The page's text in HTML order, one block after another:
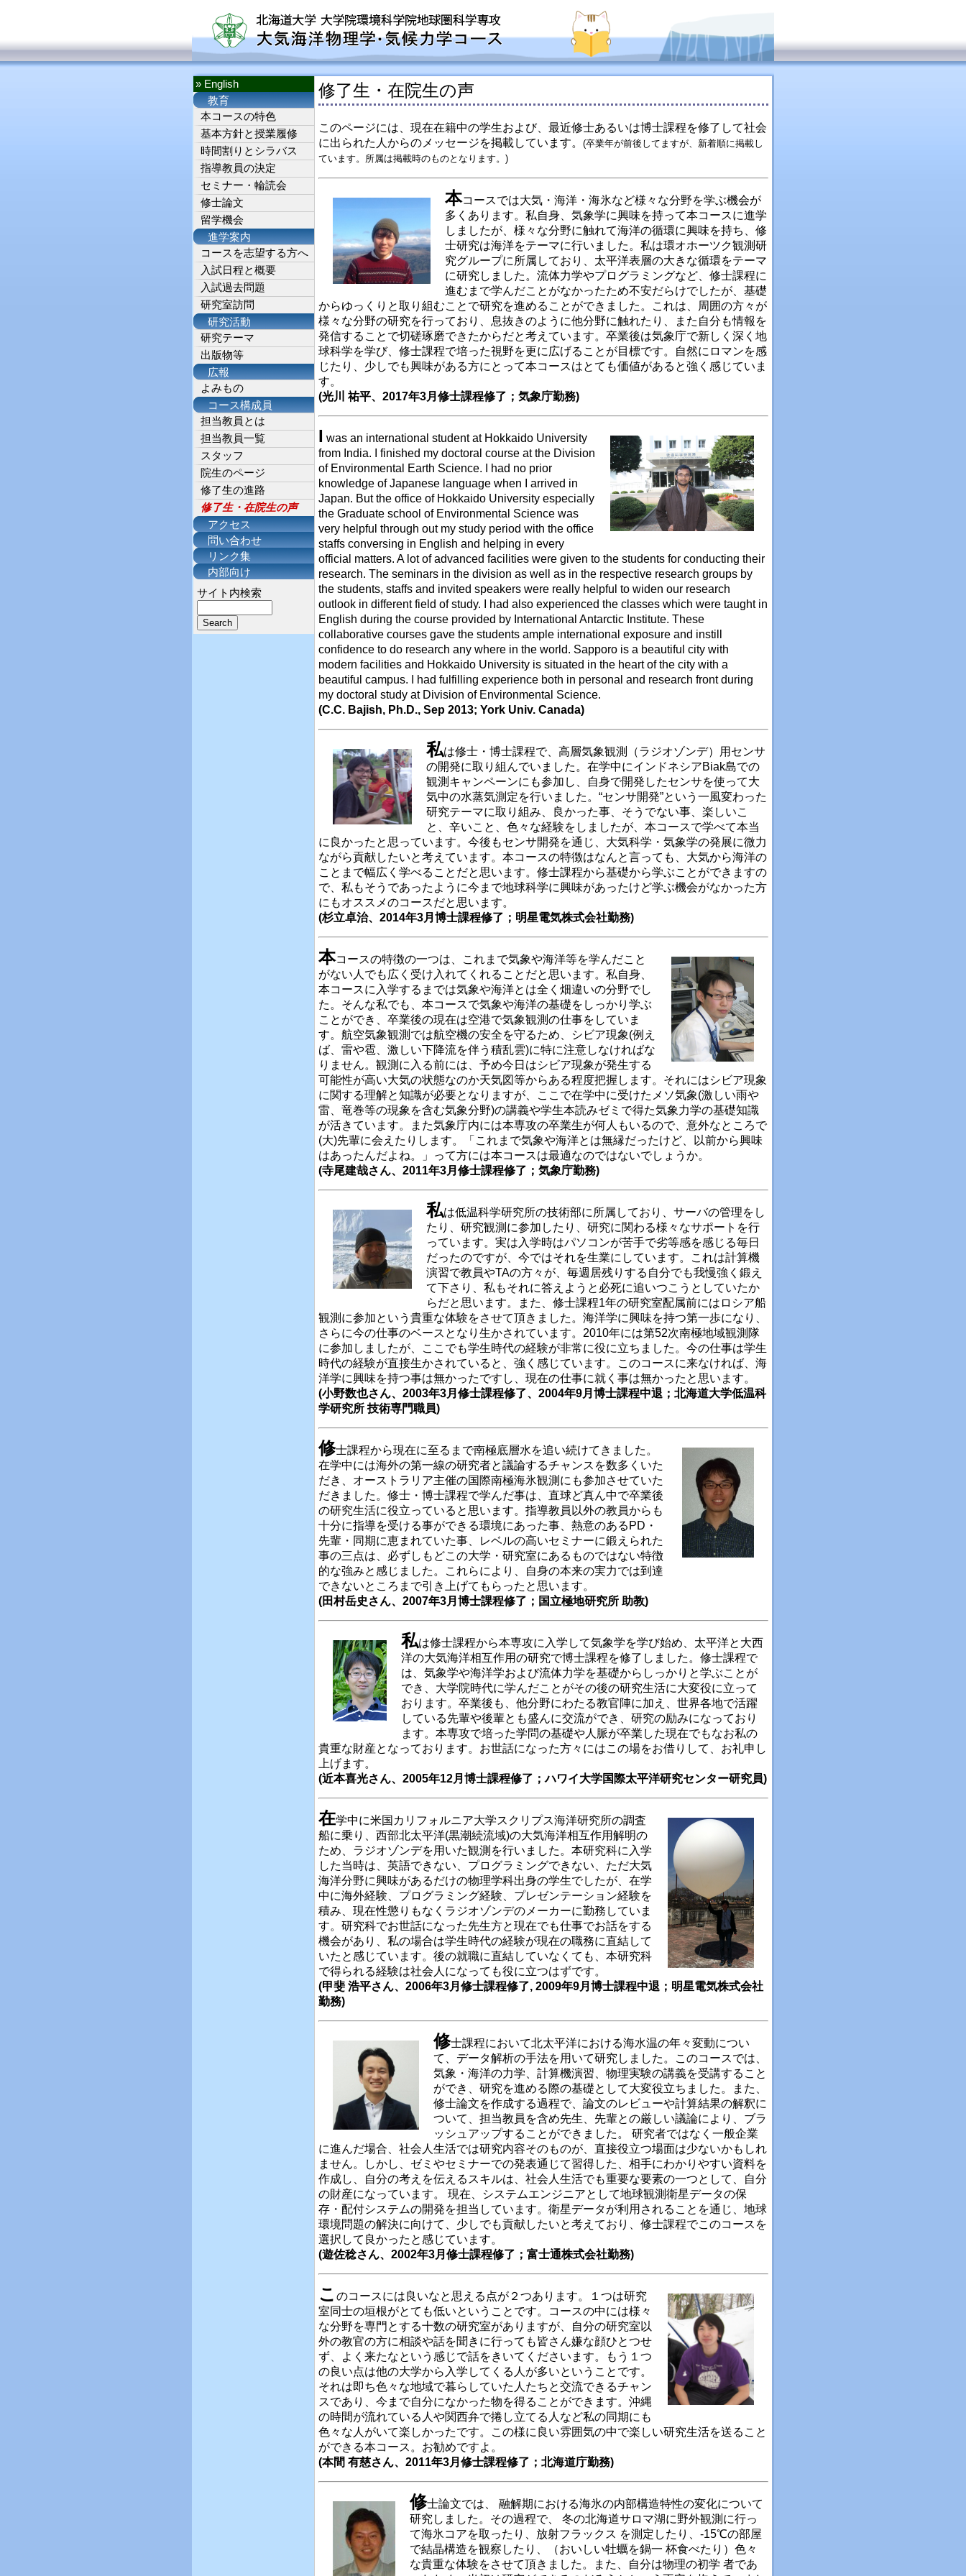
» English
教育
本コースの特色
基本方針と授業履修
時間割りとシラバス
指導教員の決定
セミナー・輪読会
修士論文
留学機会
進学案内
コースを志望する方へ
入試日程と概要
入試過去問題
研究室訪問
研究活動
研究テーマ
出版物等
広報
よみもの
コース構成員
担当教員とは
担当教員一覧
スタッフ
院生のページ
修了生の進路
修了生・在院生の声
アクセス
問い合わせ
リンク集
内部向け
サイト内検索
修了生・在院生の声
このページには、現在在籍中の学生および、最近修士あるいは博士課程を修了して社会
に出られた人からのメッセージを掲載しています。 (卒業年が前後してますが、新着順に掲載し
ています。所属は掲載時のものとなります。)
本コースでは大気・海洋・海氷など様々な分野を学ぶ機会が
多くあります。私自身、気象学に興味を持って本コースに進学
しましたが、様々な分野に触れて海洋の循環に興味を持ち、修
士研究は海洋をテーマに行いました。私は環オホーツク観測研
究グループに所属しており、太平洋表層の大きな循環をテーマ
に研究しました。流体力学やプログラミングなど、修士課程に
進むまで学んだことがなかったため不安だらけでしたが、基礎
からゆっくりと取り組むことで研究を進めることができました。これは、周囲の方々が
様々な分野の研究を行っており、息抜きのように他分野に触れたり、また自分も情報を
発信することで切磋琢磨できたからだと考えています。卒業後は気象庁で新しく深く地
球科学を学び、修士課程で培った視野を更に広げることが目標です。自然にロマンを感
じたり、少しでも興味がある方にとって本コースはとても価値があると強く感じていま
す。
(光川 祐平、2017年3月修士課程修了；気象庁勤務)
I was an international student at Hokkaido University
from India. I finished my doctoral course at the Division
of Environmental Earth Science. I had no prior
knowledge of Japanese language when I arrived in
Japan. But the office of Hokkaido University especially
the Graduate school of Environmental Science was
very helpful through out my study period with the office
staffs conversing in English and helping in every
official matters. A lot of advanced facilities were given to the students for conducting their
research. The seminars in the division as well as in the respective research groups by
the students, staffs and invited speakers were really helpful to widen our research
outlook in different field of study. I had also experienced the classes which were taught in
English during the course provided by International Antarctic Institute. These
collaborative courses gave the students ample international exposure and instill
confidence to do research any where in the world. Sapporo is a beautiful city with
modern facilities and Hokkaido University is situated in the heart of the city with a
beautiful campus. I had fulfilling experience both in personal and research front during
my doctoral study at Division of Environmental Science.
(C.C. Bajish, Ph.D., Sep 2013; York Univ. Canada)
私は修士・博士課程で、高層気象観測（ラジオゾンデ）用センサ
の開発に取り組んでいました。在学中にインドネシアBiak島での
観測キャンペーンにも参加し、自身で開発したセンサを使って大
気中の水蒸気測定を行いました。“センサ開発”という一風変わった
研究テーマに取り組み、良かった事、そうでない事、楽しいこ
と、辛いこと、色々な経験をしましたが、本コースで学べて本当
に良かったと思っています。今後もセンサ開発を通じ、大気科学・気象学の発展に微力
ながら貢献したいと考えています。本コースの特徴はなんと言っても、大気から海洋の
ことまで幅広く学べることだと思います。修士課程から基礎から学ぶことができますの
で、私もそうであったように今まで地球科学に興味があったけど学ぶ機会がなかった方
にもオススメのコースだと思います。
(杉立卓治、2014年3月博士課程修了；明星電気株式会社勤務)
本コースの特徴の一つは、これまで気象や海洋等を学んだこと
がない人でも広く受け入れてくれることだと思います。私自身、
本コースに入学するまでは気象や海洋とは全く畑違いの分野でし
た。そんな私でも、本コースで気象や海洋の基礎をしっかり学ぶ
ことができ、卒業後の現在は空港で気象観測の仕事をしていま
す。航空気象観測では航空機の安全を守るため、シビア現象(例え
ば、雷や雹、激しい下降流を伴う積乱雲)に特に注意しなければな
りません。観測に入る前には、予め今日はシビア現象が発生する
可能性が高い大気の状態なのか天気図等からある程度把握します。それにはシビア現象
に関する理解と知識が必要となりますが、ここで在学中に受けたメソ気象(激しい雨や
雷、竜巻等の現象を含む気象分野)の講義や学生本読みゼミで得た気象力学の基礎知識
が活きています。また気象庁内には本専攻の卒業生が何人もいるので、意外なところで
(大)先輩に会えたりします。「これまで気象や海洋とは無縁だったけど、以前から興味
はあったんだよね。」って方には本コースは最適なのではないでしょうか。
(寺尾建哉さん、2011年3月修士課程修了；気象庁勤務)
私は低温科学研究所の技術部に所属しており、サーバの管理をし
たり、研究観測に参加したり、研究に関わる様々なサポートを行
っています。実は入学時はパソコンが苦手で劣等感を感じる毎日
だったのですが、今ではそれを生業にしています。これは計算機
演習で教員やTAの方々が、毎週居残りする自分でも我慢強く鍛え
て下さり、私もそれに答えようと必死に追いつこうとしていたか
らだと思います。また、修士課程1年の研究室配属前にはロシア船
観測に参加という貴重な体験をさせて頂きました。海洋学に興味を持つ第一歩になり、
さらに今の仕事のベースとなり生かされています。2010年には第52次南極地域観測隊
に参加しましたが、ここでも学生時代の経験が非常に役に立ちました。今の仕事は学生
時代の経験が直接生かされていると、強く感じています。このコースに来なければ、海
洋学に興味を持つ事は無かったですし、現在の仕事に就く事は無かったと思います。
(小野数也さん、2003年3月修士課程修了、2004年9月博士課程中退；北海道大学低温科
学研究所 技術専門職員)
修士課程から現在に至るまで南極底層水を追い続けてきました。
在学中には海外の第一線の研究者と議論するチャンスを数多くいた
だき、オーストラリア主催の国際南極海氷観測にも参加させていた
だきました。修士・博士課程で学んだ事は、直球ど真ん中で卒業後
の研究生活に役立っていると思います。指導教員以外の教員からも
十分に指導を受ける事ができる環境にあった事、熱意のあるPD・
先輩・同期に恵まれていた事、レベルの高いセミナーに鍛えられた
事の三点は、必ずしもどこの大学・研究室にあるものではない特徴
的な強みと感じました。これらにより、自身の本来の実力では到達
できないところまで引き上げてもらったと思います。
(田村岳史さん、2007年3月博士課程修了；国立極地研究所 助教)
私は修士課程から本専攻に入学して気象学を学び始め、太平洋と大西
洋の大気海洋相互作用の研究で博士課程を修了しました。修士課程で
は、気象学や海洋学および流体力学を基礎からしっかりと学ぶことが
でき、大学院時代に学んだことがその後の研究生活に大変役に立って
おります。卒業後も、他分野にわたる教官陣に加え、世界各地で活躍
している先輩や後輩とも盛んに交流ができ、研究の励みになっており
ます。本専攻で培った学問の基礎や人脈が卒業した現在でもなお私の
貴重な財産となっております。お世話になった方々にはこの場をお借りして、お礼申し
上げます。
(近本喜光さん、2005年12月博士課程修了；ハワイ大学国際太平洋研究センター研究員)
在学中に米国カリフォルニア大学スクリプス海洋研究所の調査
船に乗り、西部北太平洋(黒潮続流域)の大気海洋相互作用解明の
ため、ラジオゾンデを用いた観測を行いました。本研究科に入学
した当時は、英語できない、プログラミングできない、ただ大気
海洋分野に興味があるだけの物理学科出身の学生でしたが、在学
中に海外経験、プログラミング経験、プレゼンテーション経験を
積み、現在性懲りもなくラジオゾンデのメーカーに勤務していま
す。研究科でお世話になった先生方と現在でも仕事でお話をする
機会があり、私の場合は学生時代の経験が現在の職務に直結して
いたと感じています。後の就職に直結していなくても、本研究科
で得られる経験は社会人になっても役に立つはずです。
(甲斐 浩平さん、2006年3月修士課程修了, 2009年9月博士課程中退；明星電気株式会社
勤務)
修士課程において北太平洋における海水温の年々変動につい
て、データ解析の手法を用いて研究しました。このコースでは、
気象・海洋の力学、計算機演習、物理実験の講義を受講すること
ができ、研究を進める際の基礎として大変役立ちました。また、
修士論文を作成する過程で、論文のレビューや計算結果の解釈に
ついて、担当教員を含め先生、先輩との厳しい議論により、ブラ
ッシュアップすることができました。 研究者ではなく一般企業
に進んだ場合、社会人生活では研究内容そのものが、直接役立つ場面は少ないかもしれ
ません。しかし、ゼミやセミナーでの発表通じて習得した、相手にわかりやすい資料を
作成し、自分の考えを伝えるスキルは、社会人生活でも重要な要素の一つとして、自分
の財産になっています。 現在、システムエンジニアとして地球観測衛星データの保
存・配付システムの開発を担当しています。衛星データが利用されることを通じ、地球
環境問題の解決に向けて、少しでも貢献したいと考えており、修士課程でこのコースを
選択して良かったと感じています。
(遊佐稔さん、2002年3月修士課程修了；富士通株式会社勤務)
こ のコースには良いなと思える点が２つあります。１つは研究
室同士の垣根がとても低いということです。コースの中には様々
な分野を専門とする十数の研究室がありますが、自分の研究室以
外の教官の方に相談や話を聞きに行っても皆さん嫌な顔ひとつせ
ず、よく来たなという感じで話をきいてくださいます。もう１つ
の良い点は他の大学から入学してくる人が多いということです。
それは即ち色々な地域で暮らしていた人たちと交流できるチャン
スであり、今まで自分になかった物を得ることができます。沖縄
の時間が流れている人や関西弁で捲し立てる人など私の同期にも
色々な人がいて楽しかったです。この様に良い雰囲気の中で楽しい研究生活を送ること
ができる本コース。お勧めですよ。
(本間 有慈さん、2011年3月修士課程修了；北海道庁勤務)
修士論文では、 融解期における海氷の内部構造特性の変化について
研究しました。その過程で、 冬の北海道サロマ湖に野外観測に行っ
て海氷コアを取ったり、放射フラックス を測定したり、-15℃の部屋
で結晶構造を観察したり、（おいしい牡蠣を鍋一 杯食べたり）色々
な貴重な体験をさせて頂きました。また、自分は物理の初学 者であ